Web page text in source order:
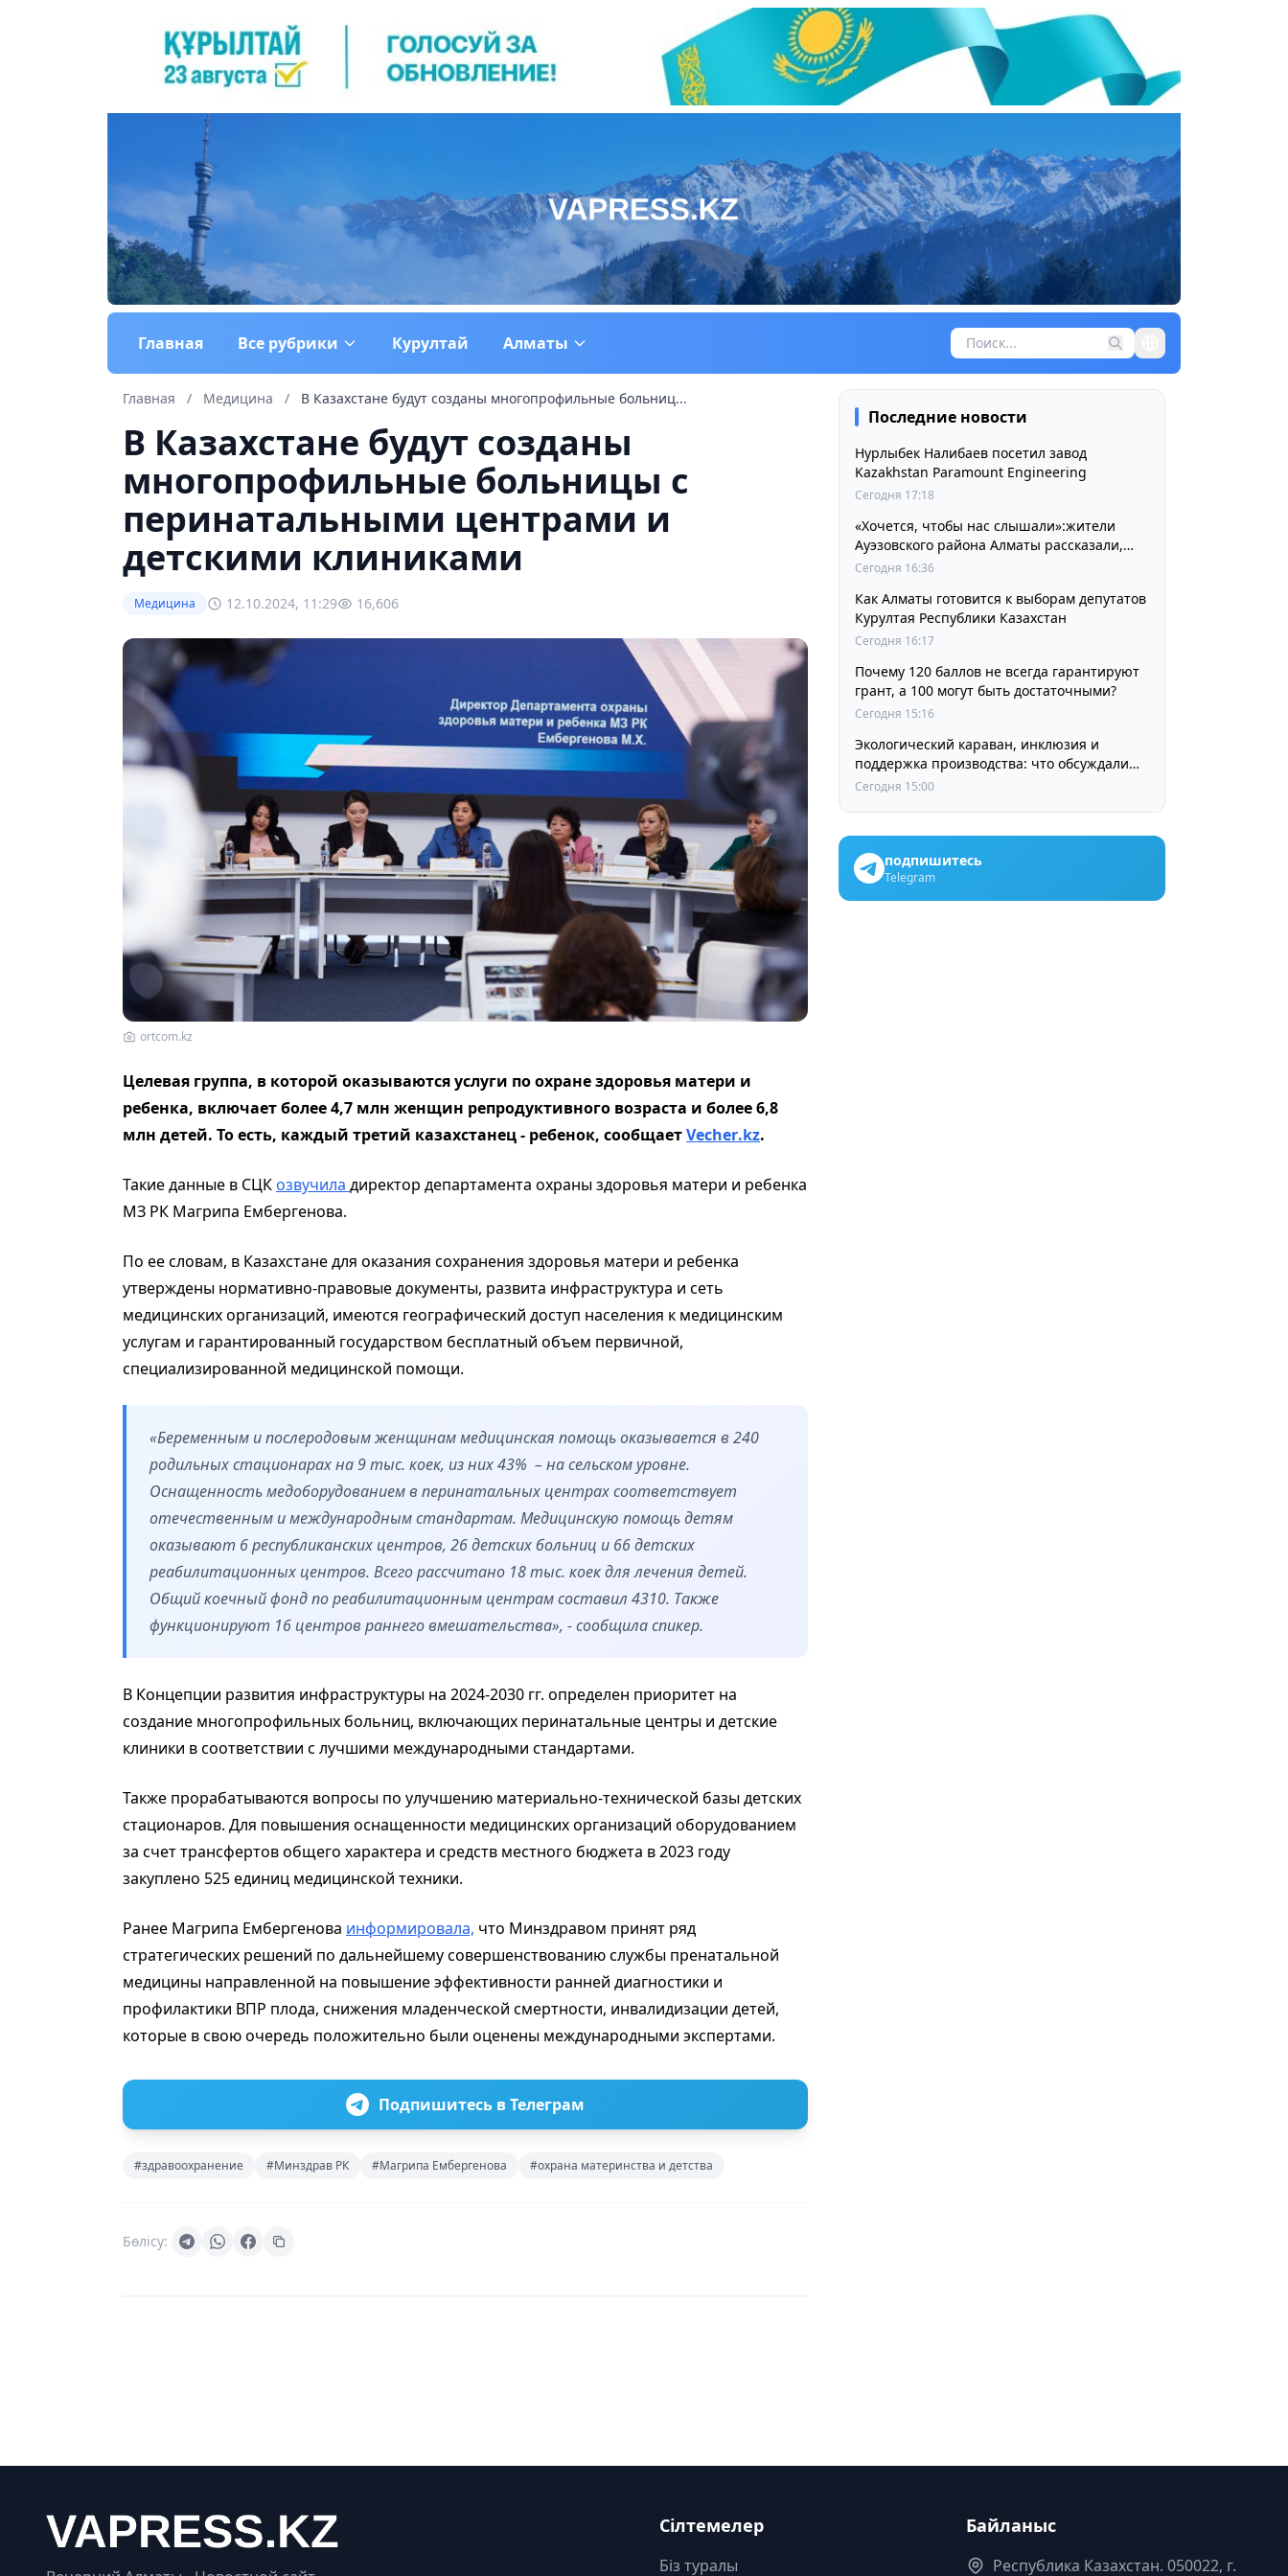
Главная Все рубрики Курултай Алматы
Главная / Медицина / В Казахстане будут созданы многопрофильные больниц...
В Казахстане будут созданы
многопрофильные больницы с
перинатальными центрами и
детскими клиниками
Медицина 12.10.2024, 11:29 16,606
ortcom.kz
Целевая группа, в которой оказываются услуги по охране здоровья матери и
ребенка, включает более 4,7 млн женщин репродуктивного возраста и более 6,8
млн детей. То есть, каждый третий казахстанец - ребенок, сообщаетVecher.kz.
Такие данные в СЦК озвучила директор департамента охраны здоровья матери и ребенка
МЗ РК Магрипа Ембергенова.
По ее словам, в Казахстане для оказания сохранения здоровья матери и ребенка
утверждены нормативно-правовые документы, развита инфраструктура и сеть
медицинских организаций, имеются географический доступ населения к медицинским
услугам и гарантированный государством бесплатный объем первичной,
специализированной медицинской помощи.
«Беременным и послеродовым женщинам медицинская помощь оказывается в 240
родильных стационарах на 9 тыс. коек, из них 43% – на сельском уровне.
Оснащенность медоборудованием в перинатальных центрах соответствует
отечественным и международным стандартам. Медицинскую помощь детям
оказывают 6 республиканских центров, 26 детских больниц и 66 детских
реабилитационных центров. Всего рассчитано 18 тыс. коек для лечения детей.
Общий коечный фонд по реабилитационным центрам составил 4310. Также
функционируют 16 центров раннего вмешательства», - сообщила спикер.
В Концепции развития инфраструктуры на 2024-2030 гг. определен приоритет на
создание многопрофильных больниц, включающих перинатальные центры и детские
клиники в соответствии с лучшими международными стандартами.
Также прорабатываются вопросы по улучшению материально-технической базы детских
стационаров. Для повышения оснащенности медицинских организаций оборудованием
за счет трансфертов общего характера и средств местного бюджета в 2023 году
закуплено 525 единиц медицинской техники.
Ранее Магрипа Ембергенова информировала, что Минздравом принят ряд
стратегических решений по дальнейшему совершенствованию службы пренатальной
медицины направленной на повышение эффективности ранней диагностики и
профилактики ВПР плода, снижения младенческой смертности, инвалидизации детей,
которые в свою очередь положительно были оценены международными экспертами.
Подпишитесь в Телеграм
#здравоохранение #Минздрав РК #Магрипа Ембергенова #охрана материнства и детства
Бөлісу:
Последние новости
Нурлыбек Налибаев посетил завод
Kazakhstan Paramount Engineering
Сегодня 17:18
«Хочется, чтобы нас слышали»:жители
Ауэзовского района Алматы рассказали,
чего ждут от выборов депутатов Курултая
Сегодня 16:36
Как Алматы готовится к выборам депутатов
Курултая Республики Казахстан
Сегодня 16:17
Почему 120 баллов не всегда гарантируют
грант, а 100 могут быть достаточными?
Сегодня 15:16
Экологический караван, инклюзия и
поддержка производства: что обсуждали
партии в регионах
Сегодня 15:00
подпишитесь
Telegram
Сілтемелер
Біз туралы
Байланыс
Республика Казахстан. 050022, г.